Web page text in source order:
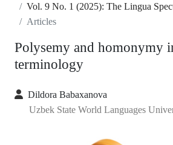
Vol. 9 No. 1 (2025): The Lingua
Articles
Polysemy and homonymy
terminology
Dildora Babaxanova
Uzbek State World Languages